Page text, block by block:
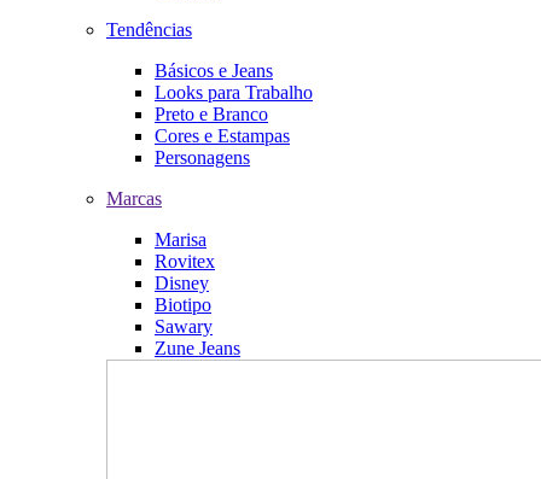
Tendências
Básicos e Jeans
Looks para Trabalho
Preto e Branco
Cores e Estampas
Personagens
Marcas
Marisa
Rovitex
Disney
Biotipo
Sawary
Zune Jeans